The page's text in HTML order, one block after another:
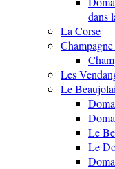
dans
La Corse
Les
Le
Le
Le